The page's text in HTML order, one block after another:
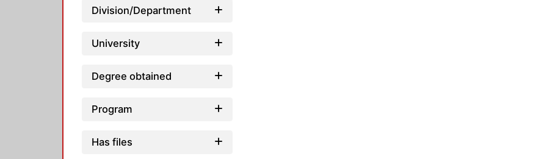
Division/Department
University
Degree obtained
Program
Has files